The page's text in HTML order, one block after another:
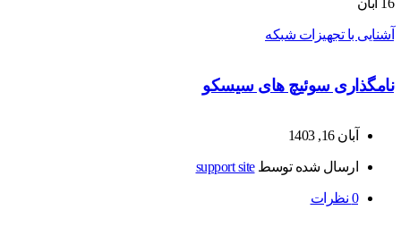
آشنایی با تجهیزات شبکه
نامگذاری سوئیچ های سیسکو
آبان 16, 1403
ارسال شده توسطsupport site
0 نظرات